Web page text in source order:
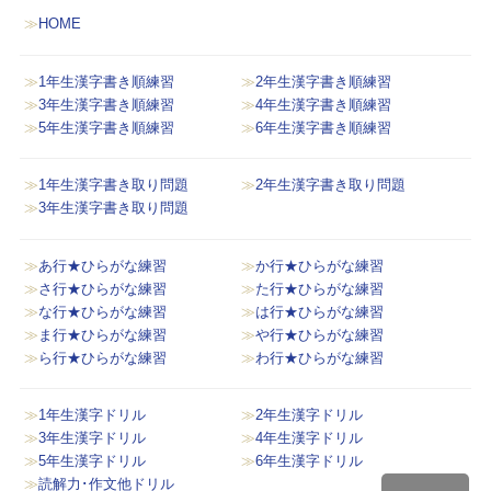
HOME
1年生漢字書き順練習
2年生漢字書き順練習
3年生漢字書き順練習
4年生漢字書き順練習
5年生漢字書き順練習
6年生漢字書き順練習
1年生漢字書き取り問題
2年生漢字書き取り問題
3年生漢字書き取り問題
あ行★ひらがな練習
か行★ひらがな練習
さ行★ひらがな練習
た行★ひらがな練習
な行★ひらがな練習
は行★ひらがな練習
ま行★ひらがな練習
や行★ひらがな練習
ら行★ひらがな練習
わ行★ひらがな練習
1年生漢字ドリル
2年生漢字ドリル
3年生漢字ドリル
4年生漢字ドリル
5年生漢字ドリル
6年生漢字ドリル
読解力･作文他ドリル